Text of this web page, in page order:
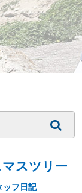
スツリー
ッフ日記